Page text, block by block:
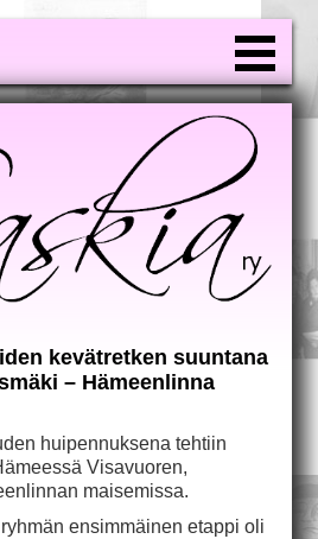
kevätretken suuntana
– Hämeenlinna
huipennuksena tehtiin
Visavuoren,
maisemissa.
ensimmäinen etappi oli